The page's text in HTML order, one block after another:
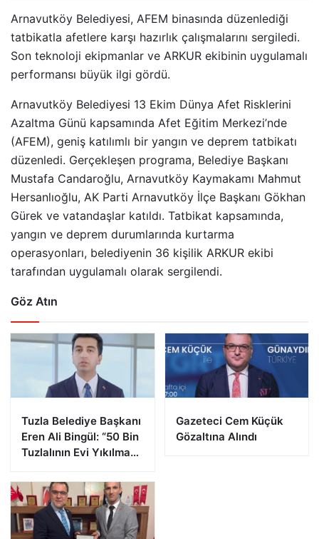
Arnavutköy Belediyesi, AFEM binasında düzenlediği
tatbikatla afetlere karşı hazırlık çalışmalarını sergiledi.
Son teknoloji ekipmanlar ve ARKUR ekibinin uygulamalı
performansı büyük ilgi gördü.
Arnavutköy Belediyesi 13 Ekim Dünya Afet Risklerini
Azaltma Günü kapsamında Afet Eğitim Merkezi’nde
(AFEM), geniş katılımlı bir yangın ve deprem tatbikatı
düzenledi. Gerçekleşen programa, Belediye Başkanı
Mustafa Candaroğlu, Arnavutköy Kaymakamı Mahmut
Hersanlıoğlu, AK Parti Arnavutköy İlçe Başkanı Gökhan
Gürek ve vatandaşlar katıldı. Tatbikat kapsamında,
yangın ve deprem durumlarında kurtarma
operasyonları, belediyenin 36 kişilik ARKUR ekibi
tarafından uygulamalı olarak sergilendi.
Göz Atın
Tuzla Belediye Başkanı
Eren Ali Bingül: “50 Bin
Tuzlalının Evi Yıkılma
Gazeteci Cem Küçük
Gözaltına Alındı